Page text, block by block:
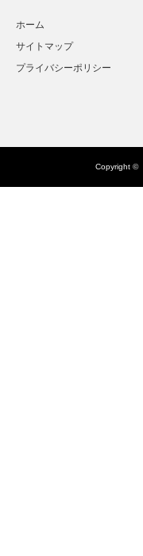
ホーム
サイトマップ
プライバシーポリシー
Copyright ©